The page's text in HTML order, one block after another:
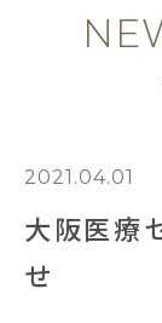
2021.04.01
大阪医療
せ